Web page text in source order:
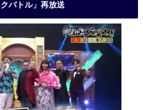
バトル」再放送